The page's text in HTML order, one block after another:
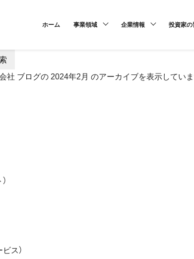
ホーム 事業領域 企業情報 投資家の
社 ブログの 2024年2月 のアーカイブを表示していま
ス）